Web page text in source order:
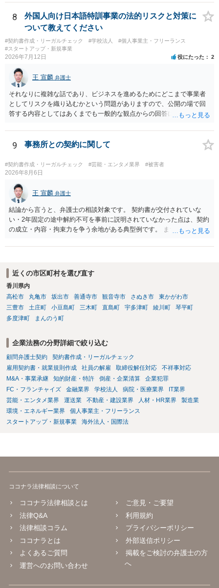
て描くにとどまる場合は、通常、商標権侵害にはなりにくいと考えら
れます。 ただし、家具名や特徴的な形状を商品名・広告に大きく表示
し、公式商品やライセンス商品と誤認させる販売方法であれば、商標
権や不正競争防止法上の問題が生じ得ます。家具のデザインに著作権
が認められる場合は、著作権も別途問題となります。 無料のSNS投稿
やプレゼントでも、著作権侵害は成立し得ます。商標権については、
日本の商標権は原則として日本国内にのみ効力を持ちます。外国で販
売する場合は、販売国の商標・意匠等を確認する必要があります。 他
の作家の例は、許諾を得ている、権利が消滅している、侵害に当たら
ない、又は単に権利行使されていないなど、様々な可能性がありま
す。他人が販売していることだけでは、適法とは判断できません。
8
外国人向け日本語特訓事業の法的リスクと対策に
ついて教えてください
#契約書作成・リーガルチェック #学校法人
#個人事業主・フリーランス
#スタートアップ・新規事業
2026年7月12日 役にたった 2
王 宣麟 弁護士
それなりに複雑な話であり、ビジネスを進めるためにどこまで事業者
としてリスクを織り込むかという問題がありますので、公開の場で回
答する内容としてはあくまでも一般的な観点からの回答になります
授業・言語コーチング」と明確に位置付け、サーフィンや農業体験、
工場見学等のアクティビティは、旅行商品ではなく授業に付随した無
償の交流・学習機会として整理すること。 ・宿泊・交通・レンタカー
等の契約主体および支払は常にクライアント本人と事業者の間で完結
させ、日本語講師は予約手続や支払の代理・媒介・取次・窓口を担わ
ないこと。 ・利用規約・免責条項では、①講師は旅行業者ではなく運
送・宿泊等のサービス提供者とは独立した立場であること、②参加者
の移動・アクティビティ参加は自己の判断と責任によること、③講師
の故意・重大な過失を除く範囲で事故等についての責任を限定するこ
とを明示すること。 この辺りは意識して書類等を作成された方がよろ
しいかと思います。 公開の場で個別具体的な内容に従って回答するの
9 事務所との契約に関して
#契約書作成・リーガルチェック #芸能・エンタメ業界 #被害者
2026年8月6日
王 宣麟 弁護士
結論から言うと、弁護士の相談対象です。 契約書が交付されていな
い・2年固定の途中解約不可を事前に説明されていなかった点は、契約
の成立・内容・拘束力を争う余地がある典型例です。 まずは、運営と
みてはいかがでしょうか。 また同時並行で（もしまだされていないの
近くの市区町村を選び直す
香川県内
高松市
丸亀市 坂出市 善通寺市 観音寺市 さぬき市
東かがわ市
三豊市
土庄町 小豆島町 三木町 直島町 宇多津町 綾川町
琴平町
多度津町
まんのう町
企業法務の分野詳細で絞り込む
顧問弁護士契約
契約書作成・リーガルチェック
雇用契約書・就業規則作成
社員の解雇 取締役解任対応
不祥事対応
M&A・事業承継
知的財産・特許 倒産・企業清算
企業犯罪
FC・フランチャイズ
金融業界 学校法人 病院・医療業界
IT業界
芸能・エンタメ業界
運送業 不動産・建設業界 人材・HR業界
製造業
環境・エネルギー業界
個人事業主・フリーランス
スタートアップ・新規事業
海外法人・国際法
ココナラ法律相談について
ココナラ法律相談とは
法律Q&A
法律相談コラム
ココナラとは
よくあるご質問
運営へのお問い合わせ
ご意見・ご要望
利用規約
プライバシーポリシー
外部送信ポリシー
掲載をご検討の弁護士の方
へ